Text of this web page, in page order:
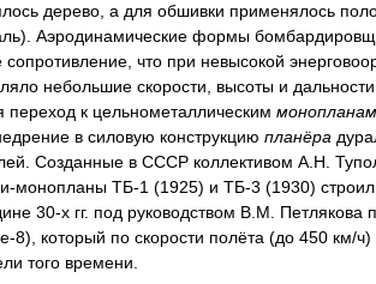
дерево, а для обшивки применялось
Аэродинамические формы
что при невысокой
небольшие скорости, высоты и
переход к цельнометаллическим
в силовую конструкцию планёра
Созданные в СССР коллективом А.Н.
монопланы ТБ-1 (1925) и ТБ-3 (1930)
30-х гг. под руководством В.М. Петлякова
который по скорости полёта (до 450 км/ч)
того времени.